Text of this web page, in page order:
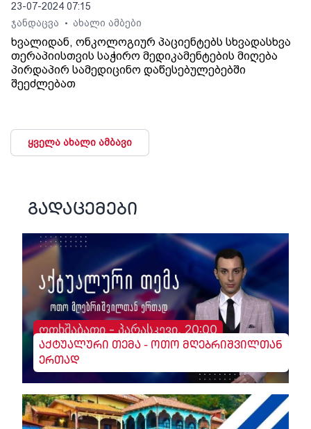
23-07-2024 07:15
ჯანდაცვა
• ახალი ამბები
ხვალიდან, ონკოლოგიურ პაციენტებს სხვადასხვა
თერაპიისთვის საჭირო მედიკამენტების მიღება
პირდაპირ სამედიცინო დაწესებულებებში
შეეძლებათ
ყველა ახალი ამბავი
გადაცემები
ოთხშაბათი - პარასკევი, 20:00
აქტუალური თემა - ოთო მღებრიშვილთან
ერთად